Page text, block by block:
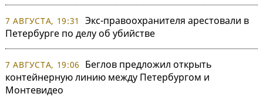
7 АВГУСТА, 19:31
Экс-правоохранителя арестовали в
Петербурге по делу об убийстве
7 АВГУСТА, 19:06
Беглов предложил открыть
контейнерную линию между Петербургом и
Монтевидео